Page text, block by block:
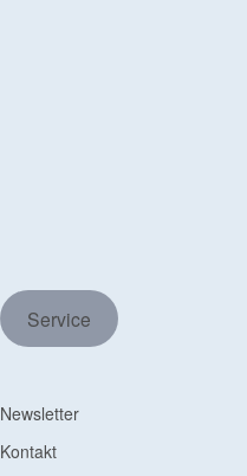
Service
Newsletter
Kontakt